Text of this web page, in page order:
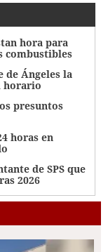
hora para
combustibles
de Ángeles la
horario
presuntos
horas en
de SPS que
2026